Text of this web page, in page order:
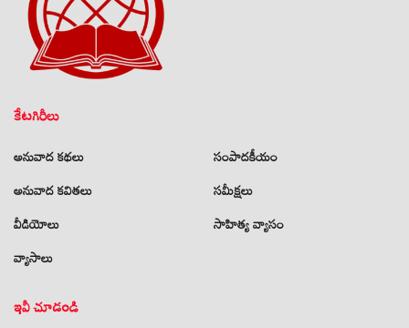
కేటగిరీలు
అనువాద కథలు
అనువాద కవితలు
వీడియోలు
వ్యాసాలు
సంపాదకీయం
సమీక్షలు
సాహిత్య వ్యాసం
ఇవీ చూడండి